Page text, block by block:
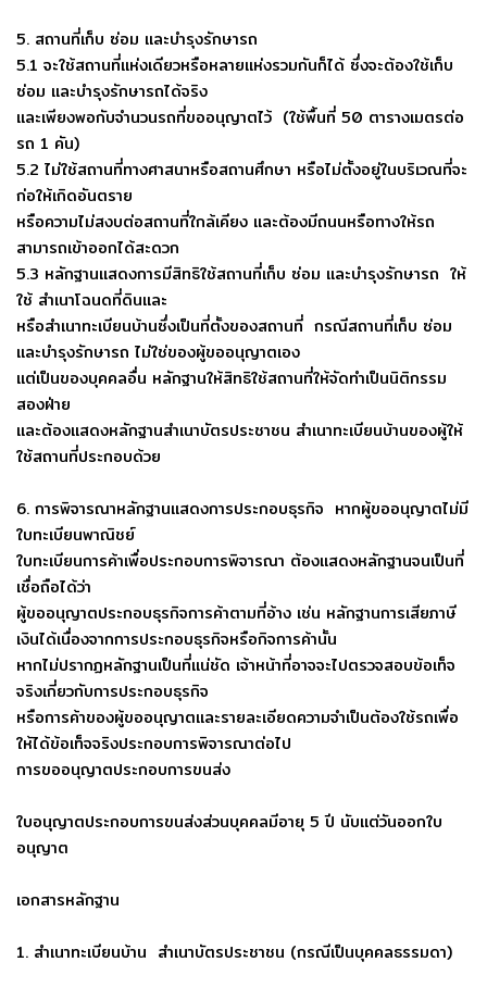
5. สถานที่เก็บ ซ่อม และบำรุงรักษารถ
5.1 จะใช้สถานที่แห่งเดียวหรือหลายแห่งรวมกันก็ได้ ซึ่งจะต้องใช้เก็บ
ซ่อม และบำรุงรักษารถได้จริง
และเพียงพอกับจำนวนรถที่ขออนุญาตไว้ (ใช้พื้นที่ 50 ตารางเมตรต่อ
รถ 1 คัน)
5.2 ไม่ใช้สถานที่ทางศาสนาหรือสถานศึกษา หรือไม่ตั้งอยู่ในบริเวณที่จะ
ก่อให้เกิดอันตราย
หรือความไม่สงบต่อสถานที่ใกล้เคียง และต้องมีถนนหรือทางให้รถ
สามารถเข้าออกได้สะดวก
5.3 หลักฐานแสดงการมีสิทธิใช้สถานที่เก็บ ซ่อม และบำรุงรักษารถ ให้
ใช้ สำเนาโฉนดที่ดินและ
หรือสำเนาทะเบียนบ้านซึ่งเป็นที่ตั้งของสถานที่ กรณีสถานที่เก็บ ซ่อม
และบำรุงรักษารถ ไม่ใช่ของผู้ขออนุญาตเอง
แต่เป็นของบุคคลอื่น หลักฐานให้สิทธิใช้สถานที่ให้จัดทำเป็นนิติกรรม
สองฝ่าย
และต้องแสดงหลักฐานสำเนาบัตรประชาชน สำเนาทะเบียนบ้านของผู้ให้
ใช้สถานที่ประกอบด้วย
6. การพิจารณาหลักฐานแสดงการประกอบธุรกิจ หากผู้ขออนุญาตไม่มี
ใบทะเบียนพาณิชย์
ใบทะเบียนการค้าเพื่อประกอบการพิจารณา ต้องแสดงหลักฐานจนเป็นที่
เชื่อถือได้ว่า
ผู้ขออนุญาตประกอบธุรกิจการค้าตามที่อ้าง เช่น หลักฐานการเสียภาษี
เงินได้เนื่องจากการประกอบธุรกิจหรือกิจการค้านั้น
หากไม่ปรากฏหลักฐานเป็นที่แน่ชัด เจ้าหน้าที่อาจจะไปตรวจสอบข้อเท็จ
จริงเกี่ยวกับการประกอบธุรกิจ
หรือการค้าของผู้ขออนุญาตและรายละเอียดความจำเป็นต้องใช้รถเพื่อ
ให้ได้ข้อเท็จจริงประกอบการพิจารณาต่อไป
การขออนุญาตประกอบการขนส่ง
ใบอนุญาตประกอบการขนส่งส่วนบุคคลมีอายุ 5 ปี นับแต่วันออกใบ
อนุญาต
เอกสารหลักฐาน
1. สำเนาทะเบียนบ้าน สำเนาบัตรประชาชน (กรณีเป็นบุคคลธรรมดา)